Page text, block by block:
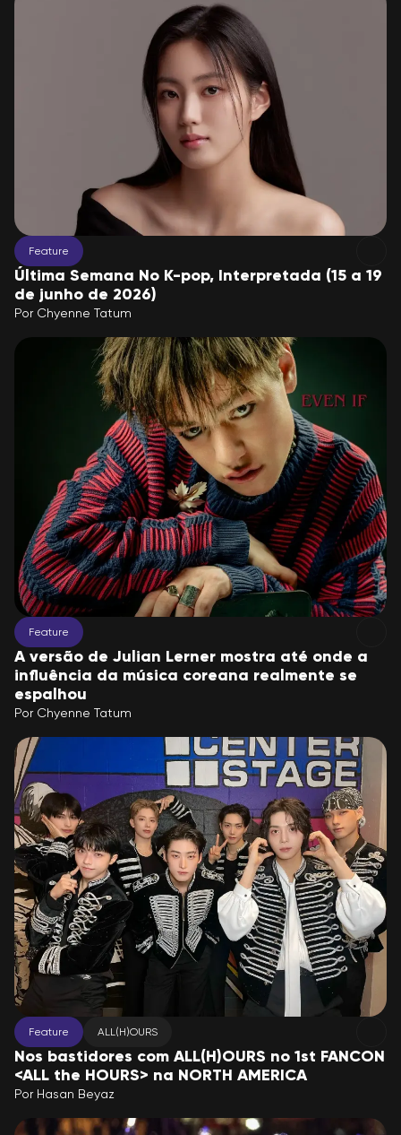
Feature
Última Semana No K-pop, Interpretada (15 a 19
de junho de 2026)
Por Chyenne Tatum
Feature
A versão de Julian Lerner mostra até onde a
influência da música coreana realmente se
espalhou
Por Chyenne Tatum
Feature ALL(H)OURS
Nos bastidores com ALL(H)OURS no 1st FANCON
<ALL the HOURS> na NORTH AMERICA
Por Hasan Beyaz